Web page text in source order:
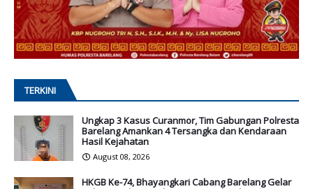
TERKINI
Ungkap 3 Kasus Curanmor, Tim Gabungan Polresta
Barelang Amankan 4 Tersangka dan Kendaraan
Hasil Kejahatan
August 08, 2026
HKGB Ke-74, Bhayangkari Cabang Barelang Gelar